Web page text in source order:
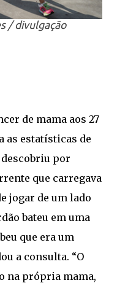
/ divulgação
de mama aos 27
as estatísticas de
por
que carregava
jogar de um lado
bateu em uma
que era um
a consulta. “O
na própria mama,